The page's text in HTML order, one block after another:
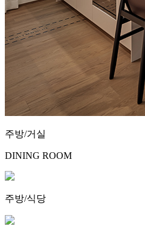
주방/거실
DINING ROOM
주방/식당